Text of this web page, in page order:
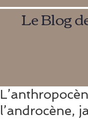
Le Blog
l’androcène,